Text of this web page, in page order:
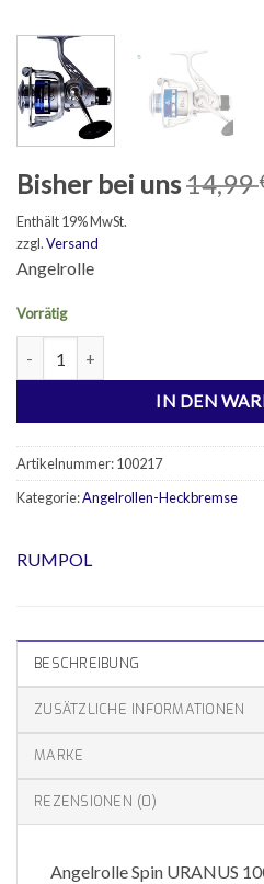
Bisher bei uns14,99
Enthält 19% MwSt.
zzgl.Versand
Angelrolle
Vorrätig
IN DEN
Artikelnummer:100217
Kategorie:Angelrollen-Heckbremse
RUMPOL
BESCHREIBUNG
ZUSÄTZLICHE INFORMATIONEN
MARKE
REZENSIONEN (0)
Angelrolle Spin URANUS